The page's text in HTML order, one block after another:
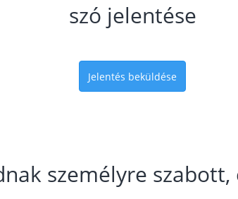
szó jelentése
Jelentés beküldése
személyre